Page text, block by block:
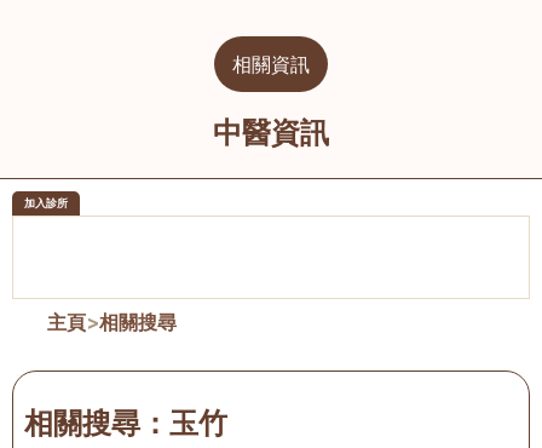
相關資訊
中醫資訊
加入診所
主頁>相關搜尋
相關搜尋： 玉竹